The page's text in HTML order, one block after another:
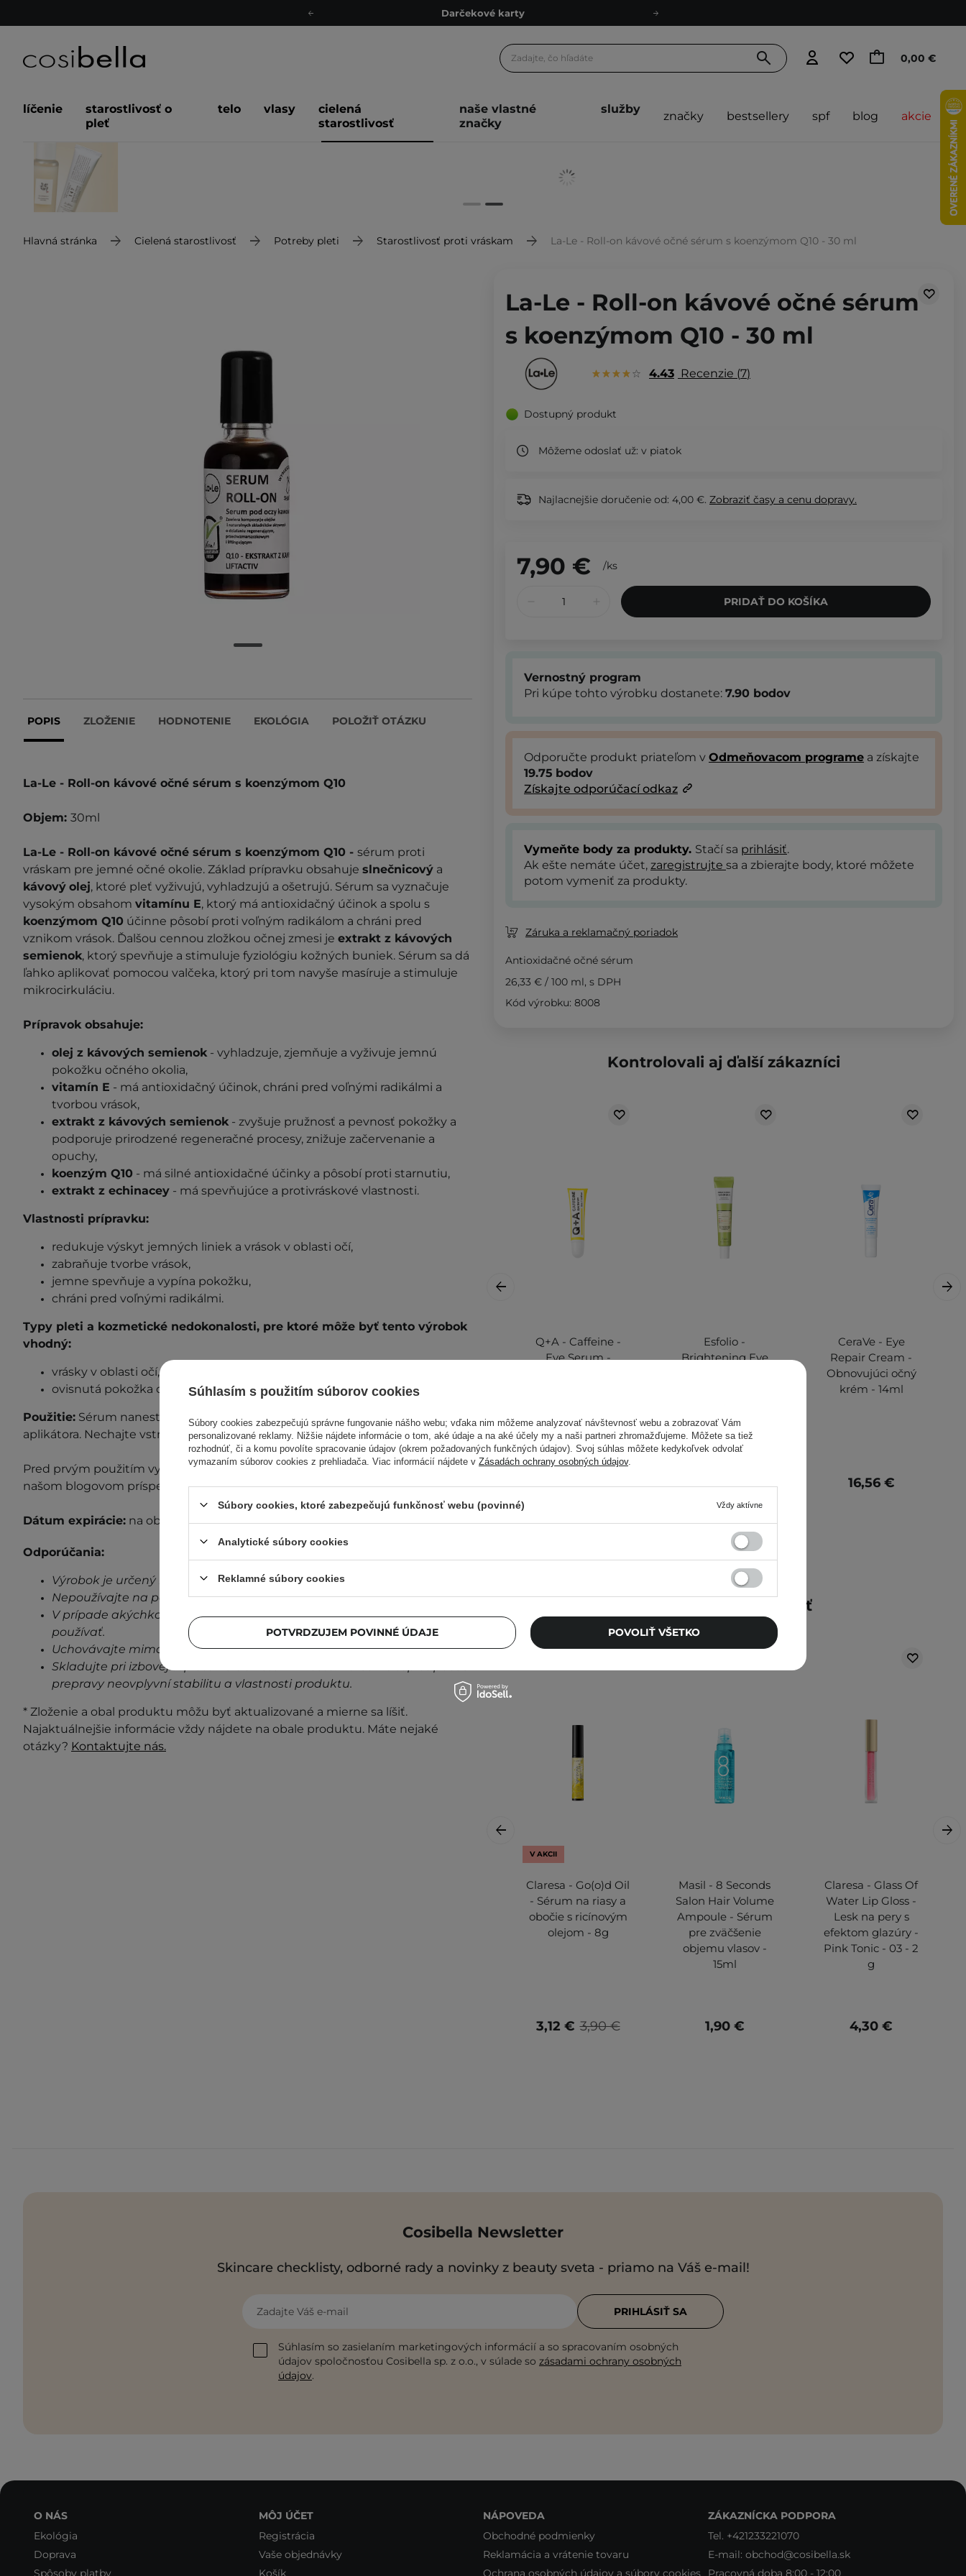
Darčekové karty
Odmeňovací program
Darčekové karty
0,00 €
líčenie
starostlivosť o
pleť
telo vlasy
cielená
starostlivosť
naše vlastné
značky
služby
značky bestsellery spf blog akcie
Hlavná stránka Cielená starostlivosť Potreby pleti Starostlivosť proti vráskam La-Le - Roll-on kávové očné sérum s koenzýmom Q10 - 30 ml
POPIS ZLOŽENIE HODNOTENIE EKOLÓGIA POLOŽIŤ OTÁZKU
La-Le - Roll-on kávové očné sérum s koenzýmom Q10
Objem: 30ml
La-Le - Roll-on kávové očné sérum s koenzýmom Q10 - sérum proti
vráskam pre jemné očné okolie. Základ prípravku obsahuje slnečnicový a
kávový olej, ktoré pleť vyživujú, vyhladzujú a ošetrujú. Sérum sa vyznačuje
vysokým obsahom vitamínu E, ktorý má antioxidačný účinok a spolu s
koenzýmom Q10 účinne pôsobí proti voľným radikálom a chráni pred
vznikom vrások. Ďalšou cennou zložkou očnej zmesi je extrakt z kávových
semienok, ktorý spevňuje a stimuluje fyziológiu kožných buniek. Sérum sa dá
ľahko aplikovať pomocou valčeka, ktorý pri tom navyše masíruje a stimuluje
mikrocirkuláciu.
Prípravok obsahuje:
olej z kávových semienok - vyhladzuje, zjemňuje a vyživuje jemnú
pokožku očného okolia,
vitamín E - má antioxidačný účinok, chráni pred voľnými radikálmi a
tvorbou vrások,
extrakt z kávových semienok - zvyšuje pružnosť a pevnosť pokožky a
podporuje prirodzené regeneračné procesy, znižuje začervenanie a
opuchy,
koenzým Q10 - má silné antioxidačné účinky a pôsobí proti starnutiu,
extrakt z echinacey - má spevňujúce a protivráskové vlastnosti.
Vlastnosti prípravku:
redukuje výskyt jemných liniek a vrások v oblasti očí,
zabraňuje tvorbe vrások,
jemne spevňuje a vypína pokožku,
chráni pred voľnými radikálmi.
Typy pleti a kozmetické nedokonalosti, pre ktoré môže byť tento výrobok
vhodný:
vrásky v oblasti očí,
ovisnutá pokožka okolo očí.
Použitie: Sérum naneste a rozotrite na pokožku pod očami pomocou roll-on
aplikátora. Nechajte vstrebať. Aplikujte ráno a/alebo večer.
Pred prvým použitím vykonajte test znášanlivosti. Ďalšie informácie nájdete v
našom blogovom príspevku "Test znášanlivosti".
Dátum expirácie: na obale.
Odporúčania:
Výrobok je určený len na vonkajšie použitie.
Nepoužívajte na poškodenú pokožku.
V prípade akýchkoľvek známok podráždenia, prestaňte prípravok
používať.
Uchovávajte mimo dosahu detí.
Skladujte pri izbovej teplote na tienistom mieste. Kolísanie teplôt počas
prepravy neovplyvní stabilitu a vlastnosti produktu.
* Zloženie a obal produktu môžu byť aktualizované a mierne sa líšiť.
Najaktuálnejšie informácie vždy nájdete na obale produktu. Máte nejaké
otázky? Kontaktujte nás.
La-Le - Roll-on kávové očné sérum
s koenzýmom Q10 - 30 ml
4.43 Recenzie 7
Dostupný produkt
Môžeme odoslať už: v piatok
Najlacnejšie doručenie od: 4,00 €. Zobraziť časy a cenu dopravy.
7,90 € /ks
PRIDAŤ DO KOŠÍKA
Vernostný program
Pri kúpe tohto výrobku dostanete: 7.90 bodov
Odporučte produkt priateľom v Odmeňovacom programe a získajte
19.75 bodov
Získajte odporúčací odkaz
Vymeňte body za produkty. Stačí sa prihlásiť.
Ak ešte nemáte účet, zaregistrujte sa a zbierajte body, ktoré môžete
potom vymeniť za produkty.
Záruka a reklamačný poriadok
Antioxidačné očné sérum
26,33 € / 100 ml, s DPH
Kód výrobku: 8008
Kontrolovali aj ďalší zákazníci
Q+A - Caffeine -
Eye Serum -
a tmavé kruhy -
15ml
8,50 €
Esfolio -
Brightening Eye
9,20 €
CeraVe - Eye
Repair Cream -
Obnovujúci očný
krém - 14ml
16,56 €
Mohlo by vás zaujímať
V AKCII
Claresa - Go(o)d Oil
- Sérum na riasy a
obočie s ricínovým
olejom - 8g
3,90 €
3,12 €
Masil - 8 Seconds
Salon Hair Volume
Ampoule - Sérum
pre zväčšenie
objemu vlasov -
15ml
1,90 €
Claresa - Glass Of
Water Lip Gloss -
Lesk na pery s
efektom glazúry -
Pink Tonic - 03 - 2
g
4,30 €
Cosibella Newsletter
Skincare checklisty, odborné rady a novinky z beauty sveta - priamo na Váš e-mail!
Zadajte Váš e-mail
Súhlasím so zasielaním marketingových informácií a so spracovaním osobných
údajov spoločnosťou Cosibella sp. z o.o., v súlade so zásadami ochrany osobných
údajov.
PRIHLÁSIŤ SA
O NÁS
Ekológia
Doprava
Spôsoby platby
MÔJ ÚČET
Registrácia
Vaše objednávky
Košík
NÁPOVEDA
Obchodné podmienky
Reklamácia a vrátenie tovaru
Ochrana osobných údajov a súbory cookies
ZÁKAZNÍCKA PODPORA
Tel. +421233221070
E-mail: obchod@cosibella.sk
Pracovná doba 8:00 - 12:00
Súhlasím s použitím súborov cookies
Súbory cookies zabezpečujú správne fungovanie nášho webu; vďaka nim môžeme analyzovať návštevnosť webu a zobrazovať Vám
personalizované reklamy. Nižšie nájdete informácie o tom, aké údaje a na aké účely my a naši partneri zhromažďujeme. Môžete sa tiež
rozhodnúť, či a komu povolíte spracovanie údajov (okrem požadovaných funkčných údajov). Svoj súhlas môžete kedykoľvek odvolať
vymazaním súborov cookies z prehliadača. Viac informácií nájdete v Zásadách ochrany osobných údajov.
Súbory cookies, ktoré zabezpečujú funkčnosť webu (povinné) Vždy aktívne
Analytické súbory cookies
Reklamné súbory cookies
POTVRDZUJEM POVINNÉ ÚDAJE POVOLIŤ VŠETKO